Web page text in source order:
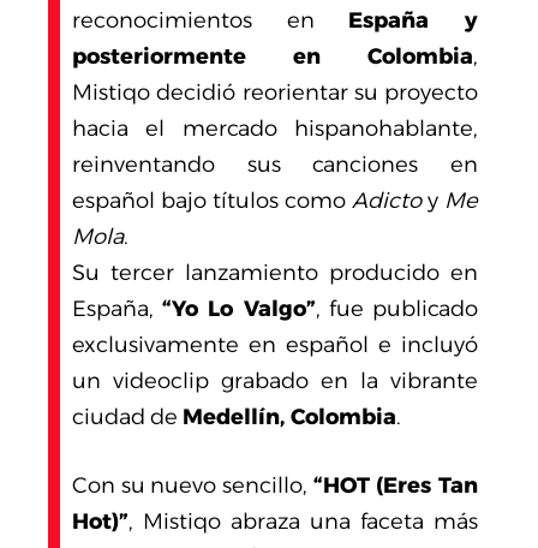
reconocimientos en España y
posteriormente en Colombia,
Mistiqo decidió reorientar su proyecto
hacia el mercado hispanohablante,
reinventando sus canciones en
español bajo títulos como Adictoy Me
Mola.
Su tercer lanzamiento producido en
España,“Yo Lo Valgo”, fue publicado
exclusivamente en español e incluyó
un videoclip grabado en la vibrante
ciudad de Medellín, Colombia.
Con su nuevo sencillo, “HOT (Eres Tan
Hot)”, Mistiqo abraza una faceta más